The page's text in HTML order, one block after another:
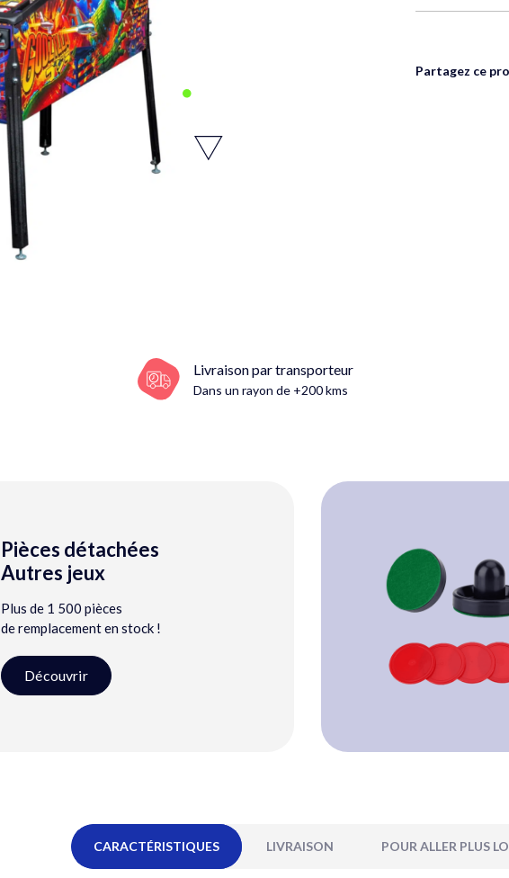
Partagez ce
Livraison par transporteur
Dans un rayon de +200 kms
Pièces détachées
Autres jeux
Plus de 1 500 pièces
de remplacement en stock !
Découvrir
CARACTÉRISTIQUES LIVRAISON POUR ALLER PLUS